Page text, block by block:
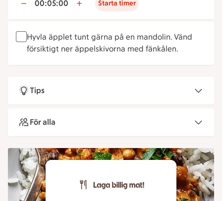
00:05:00 Starta timer
Hyvla äpplet tunt gärna på en mandolin. Vänd
försiktigt ner äppelskivorna med fänkålen.
Tips
För alla